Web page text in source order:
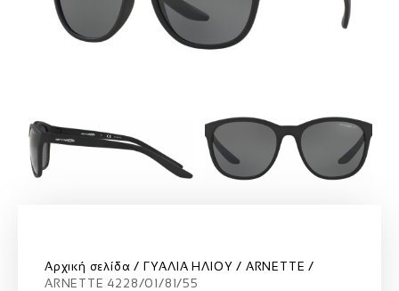
Αρχική σελίδα ΓΥΑΛΙΑ ΗΛΙΟΥ
ARNETTE
ARNETTE 4228/01/81/55